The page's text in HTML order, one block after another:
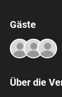
Gäste
Über die